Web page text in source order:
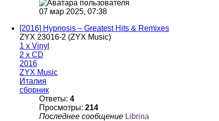
07 мар 2025, 07:38
[2016] Hypnosis – Greatest Hits & Remixes
ZYX 23016-2 (ZYX Music)
1 x Vinyl
2 x CD
2016
ZYX Music
Италия
сборник
Ответы: 4
Просмотры: 214
Последнее сообщение Librina